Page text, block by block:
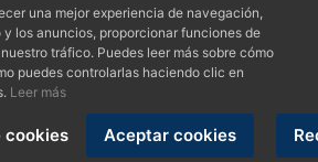
2026
una mejor experiencia de navegación,
los anuncios, proporcionar funciones de
tráfico. Puedes leer más sobre cómo
puedes controlarlas haciendo clic en
Leer más
cookies Aceptar cookies